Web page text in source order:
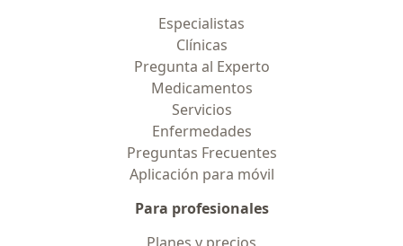
Especialistas
Clínicas
Pregunta al Experto
Medicamentos
Servicios
Enfermedades
Preguntas Frecuentes
Aplicación para móvil
Para profesionales